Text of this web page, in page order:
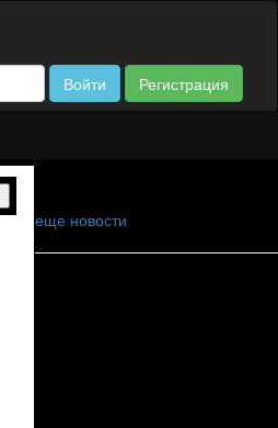
Войти Регистрация
еще новости